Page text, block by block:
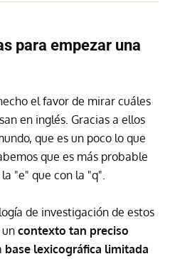
para empezar una
el favor de mirar cuáles
en inglés. Gracias a ellos
que es un poco lo que
que es más probable
"e" que con la "q".
de investigación de estos
contexto tan preciso
base lexicográfica limitada